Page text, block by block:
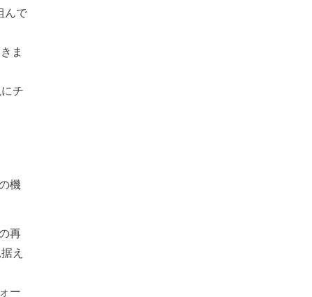
んで
ま
チ
機
再
え
ー